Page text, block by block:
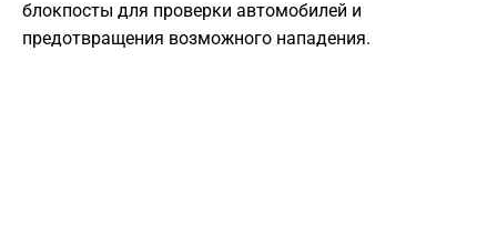
блокпосты для проверки автомобилей и
предотвращения возможного нападения.